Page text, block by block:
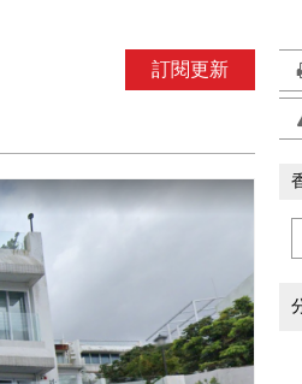
訂閱更新